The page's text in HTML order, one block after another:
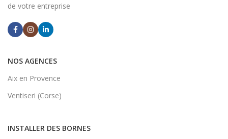
de votre entreprise
NOS AGENCES
Aix en Provence
Ventiseri (Corse)
INSTALLER DES BORNES